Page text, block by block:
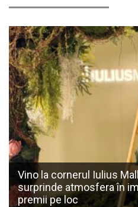
Vino la cornerul Iulius
surprinde atmosfera în
premii pe loc